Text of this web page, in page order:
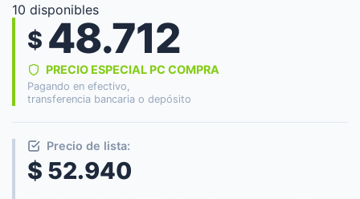
10 disponibles
$ 48.712
PRECIO ESPECIAL PC COMPRA
Pagando en efectivo,
transferencia bancaria o depósito
Precio de lista:
$ 52.940